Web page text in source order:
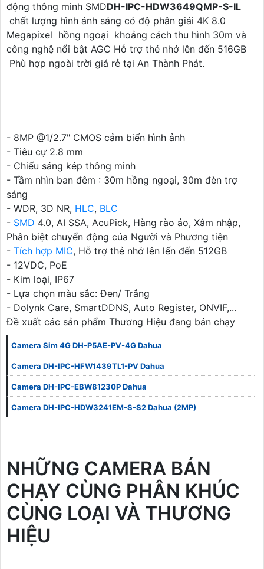
động thông minh SMDDH-IPC-HDW3649QMP-S-IL
chất lượng hình ảnh sáng có độ phân giải 4K 8.0
Megapixel hồng ngoại khoảng cách thu hình 30m và
công nghệ nổi bật AGC Hỗ trợ thẻ nhớ lên đến 516GB
Phù hợp ngoài trời giá rẻ tại An Thành Phát.
- 8MP @1/2.7" CMOS cảm biến hình ảnh
- Tiêu cự 2.8 mm
- Chiếu sáng kép thông minh
- Tầm nhìn ban đêm : 30m hồng ngoại, 30m đèn trợ
sáng
- WDR, 3D NR, HLC, BLC
- SMD 4.0, AI SSA, AcuPick, Hàng rào ảo, Xâm nhập,
Phân biệt chuyển động của Người và Phương tiện
- Tích hợp MIC, Hỗ trợ thẻ nhớ lên lến đến 512GB
- 12VDC, PoE
- Kim loại, IP67
- Lựa chọn màu sắc: Đen/ Trắng
- Dolynk Care, SmartDDNS, Auto Register, ONVIF,...
Đề xuất các sản phẩm Thương Hiệu đang bán chạy
Camera Sim 4G DH-P5AE-PV-4G Dahua
Camera DH-IPC-HFW1439TL1-PV Dahua
Camera DH-IPC-EBW81230P Dahua
Camera DH-IPC-HDW3241EM-S-S2 Dahua (2MP)
NHỮNG CAMERA BÁN
CHẠY CÙNG PHÂN KHÚC
CÙNG LOẠI VÀ THƯƠNG
HIỆU